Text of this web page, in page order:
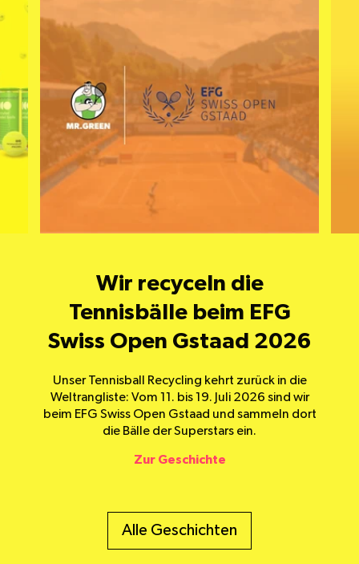
Tennisball Recycling: vom
Pilotprojekt zur
Bewegung
Wir recyceln die
Tennisbälle beim EFG
Swiss Open Gstaad 2026
Unser Tennisball Recycling kehrt zurück in die
Weltrangliste: Vom 11. bis 19. Juli 2026 sind wir
beim EFG Swiss Open Gstaad und sammeln dort
die Bälle der Superstars ein.
Zur Geschichte
Bern: Wir feiern unser
Come-Bag
Tennisball Recycling: vom
Pilotprojekt zur
Bewegung
Wir recyceln die
Tennisbälle beim EFG
Swiss Open Gstaad 2026
Alle Geschichten